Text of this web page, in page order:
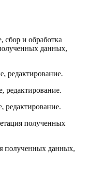
и обработка
данных,
редактирование.
редактирование.
редактирование.
полученных
полученных данных,